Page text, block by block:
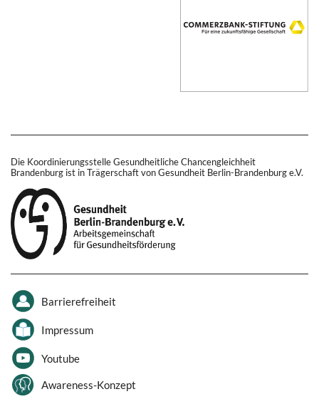
Die Koordinierungsstelle Gesundheitliche Chancengleichheit
Brandenburg ist in Trägerschaft von Gesundheit Berlin-Brandenburg e.V.
Barrierefreiheit
Impressum
Youtube
Awareness-Konzept